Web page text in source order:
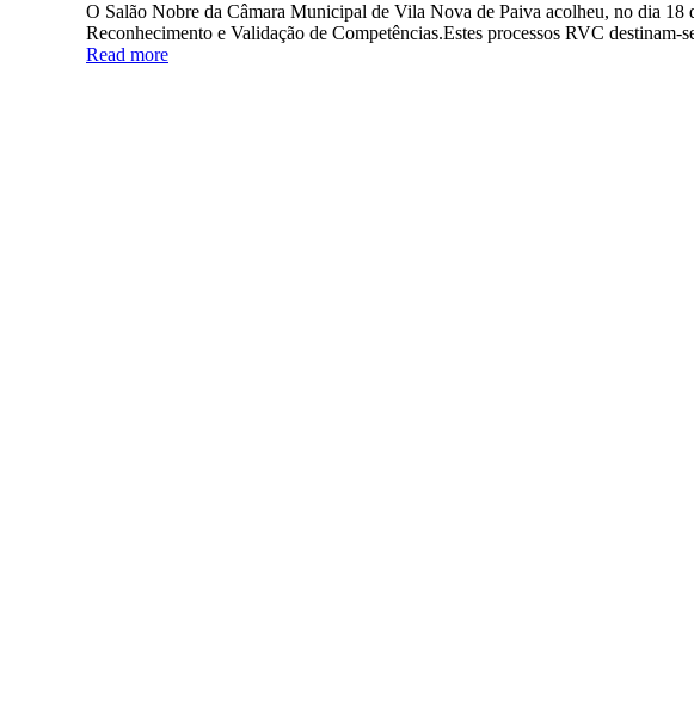
O Salão Nobre da Câmara Municipal de Vila Nova de Paiva acolheu, no dia 18
Reconhecimento e Validação de Competências.Estes processos RVC destinam-
Read more